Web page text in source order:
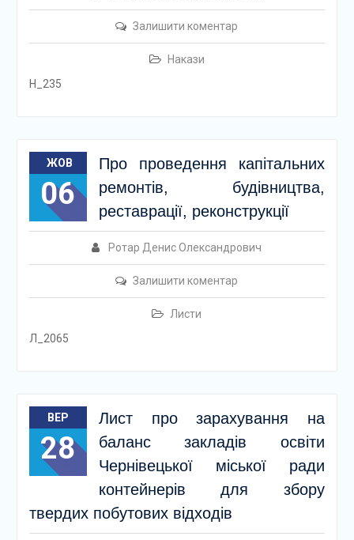
Залишити коментар
Накази
Н_235
ЖОВ
06
Про проведення капітальних
ремонтів, будівництва,
реставрації, реконструкції
Ротар Денис Олександрович
Залишити коментар
Листи
Л_2065
ВЕР
28
Лист про зарахування на
баланс закладів освіти
Чернівецької міської ради
контейнерів для збору
твердих побутових відходів